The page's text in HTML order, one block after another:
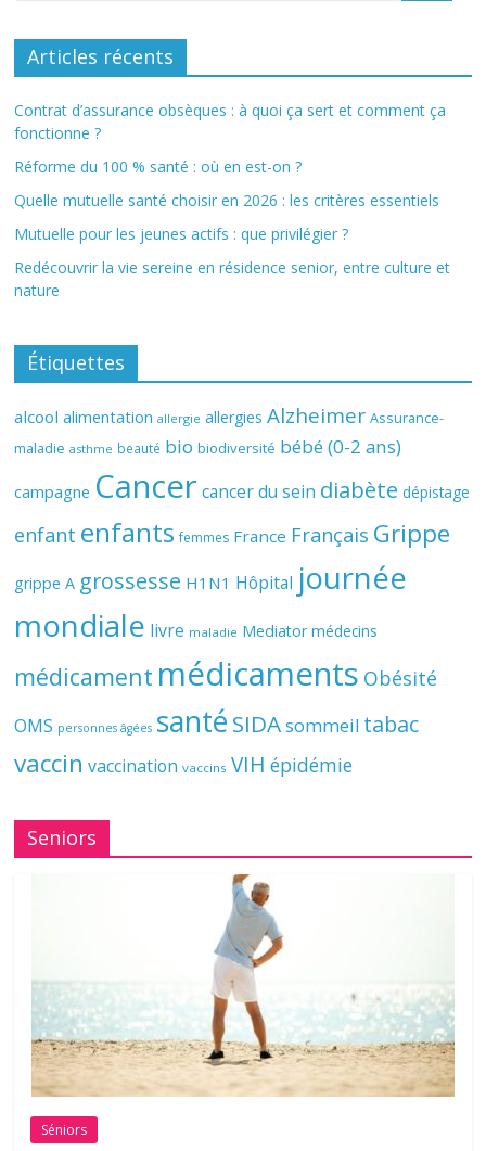
Articles récents
Contrat d’assurance obsèques : à quoi ça sert et comment ça
fonctionne ?
Réforme du 100 % santé : où en est-on ?
Quelle mutuelle santé choisir en 2026 : les critères essentiels
Mutuelle pour les jeunes actifs : que privilégier ?
Redécouvrir la vie sereine en résidence senior, entre culture et
nature
Étiquettes
alcool alimentation allergie allergies Alzheimer Assurance-
maladie asthme beauté bio biodiversité bébé (0-2 ans)
campagne Cancer cancer du sein diabète dépistage
enfant enfants femmes France Français Grippe
grippe A grossesse H1N1 Hôpital journée
mondiale livre maladie Mediator médecins
médicament médicaments Obésité
OMS personnes âgées santé SIDAsommeil tabac
vaccin vaccination vaccins VIH épidémie
Seniors
Séniors